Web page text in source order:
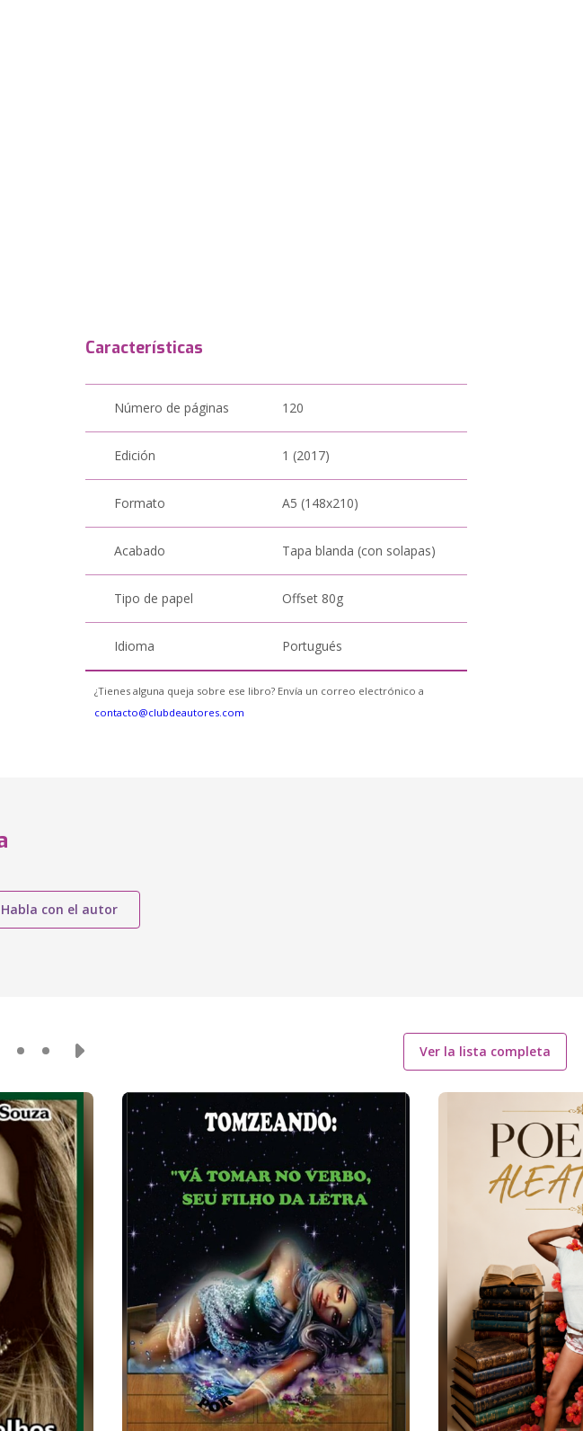
Características
Número de páginas 120
Edición 1 (2017)
Formato A5 (148x210)
Acabado Tapa blanda (con solapas)
Tipo de papel Offset 80g
Idioma Portugués
¿Tienes alguna queja sobre ese libro? Envía un correo electrónico a
contacto@clubdeautores.com
Habla con el autor
Ver la lista completa